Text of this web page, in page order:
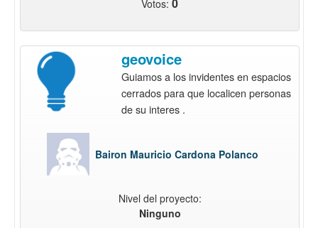
Votos:
geovoice
Guiamos a los invidentes en espacios
cerrados para que localicen personas
de su interes .
Bairon Mauricio Cardona Polanco
Nivel del proyecto:
Ninguno